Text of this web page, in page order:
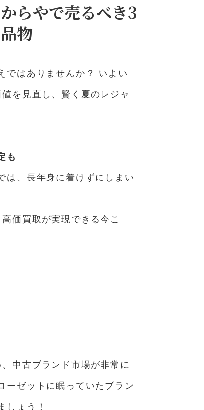
らやで売るべき3
物
ではありませんか？ いよい
を見直し、賢く夏のレジャ
も
は、長年身に着けずにしまい
価買取が実現できる今こ
中古ブランド市場が非常に
ーゼットに眠っていたブラン
しょう！